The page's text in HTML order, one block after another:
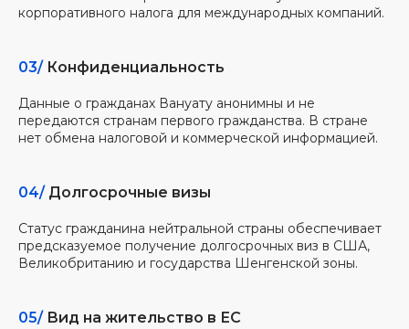
корпоративного налога для международных компаний.
03/ Конфиденциальность
Данные о гражданах Вануату анонимны и не
передаются странам первого гражданства. В стране
нет обмена налоговой и коммерческой информацией.
04/ Долгосрочные визы
Статус гражданина нейтральной страны обеспечивает
предсказуемое получение долгосрочных виз в США,
Великобританию и государства Шенгенской зоны.
05/ Вид на жительство в ЕС